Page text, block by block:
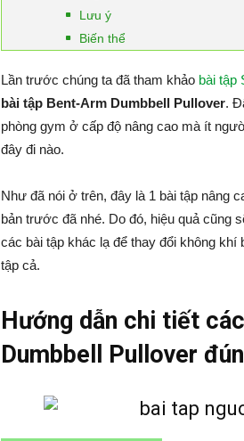
Lưu ý
Biến thể
Lần trước chúng ta đã tham khảo bài tập
bài tập Bent-Arm Dumbbell Pullover.
phòng gym ở cấp độ nâng cao mà ít
đây đi nào.
Như đã nói ở trên, đây là 1 bài tập nâng
bản trước đã nhé. Do đó, hiệu quả cũng
các bài tập khác lạ để thay đổi không
tập cả.
Hướng dẫn chi tiết
Dumbbell Pullover